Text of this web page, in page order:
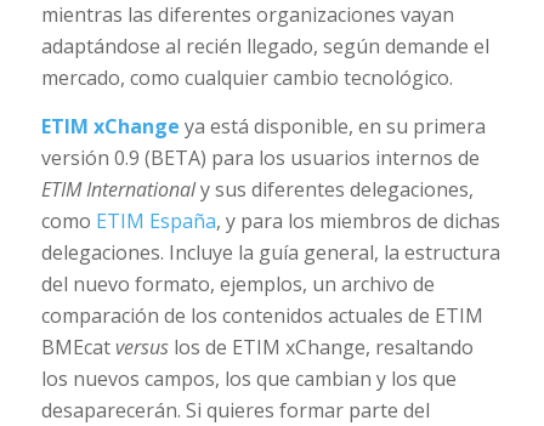
mientras las diferentes organizaciones vayan
adaptándose al recién llegado, según demande el
mercado, como cualquier cambio tecnológico.
ETIM xChange ya está disponible, en su primera
versión 0.9 (BETA) para los usuarios internos de
ETIM Internationaly sus diferentes delegaciones,
como ETIM España, y para los miembros de dichas
delegaciones. Incluye la guía general, la estructura
del nuevo formato, ejemplos, un archivo de
comparación de los contenidos actuales de ETIM
BMEcatversuslos de ETIM xChange, resaltando
los nuevos campos, los que cambian y los que
desaparecerán. Si quieres formar parte del